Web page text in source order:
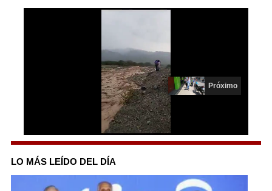
0
of
16
seconds
Próximo
LO MÁS LEÍDO DEL DÍA